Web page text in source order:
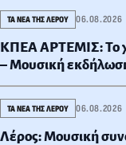
ΤΑ ΝΕΑ ΤΗΣ ΛΕΡΟΥ 06.08.2026
ΚΠΕΑ ΑΡΤΕΜΙΣ: Το
– Μουσική
ΤΑ ΝΕΑ ΤΗΣ ΛΕΡΟΥ 06.08.2026
Λέρος: Μουσική